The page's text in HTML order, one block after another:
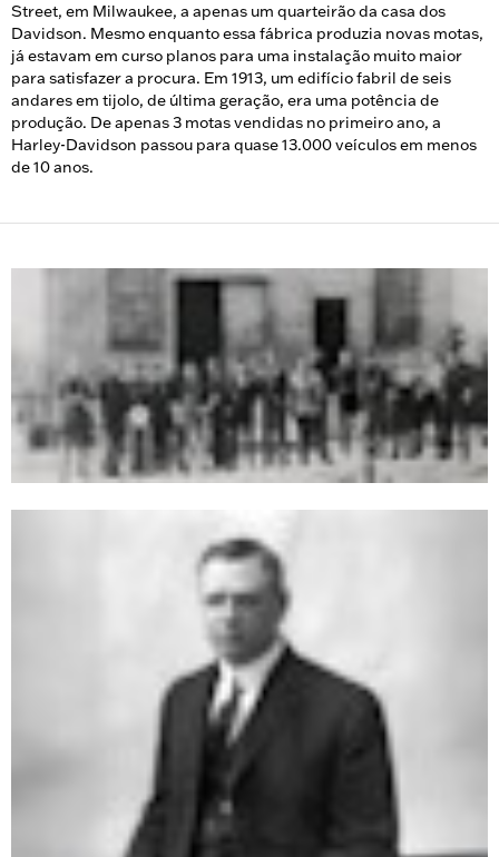
Street, em Milwaukee, a apenas um quarteirão da casa dos
Davidson. Mesmo enquanto essa fábrica produzia novas motas,
já estavam em curso planos para uma instalação muito maior
para satisfazer a procura. Em 1913, um edifício fabril de seis
andares em tijolo, de última geração, era uma potência de
produção. De apenas 3 motas vendidas no primeiro ano, a
Harley-Davidson passou para quase 13.000 veículos em menos
de 10 anos.